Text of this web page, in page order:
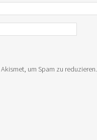
um Spam zu reduzieren.